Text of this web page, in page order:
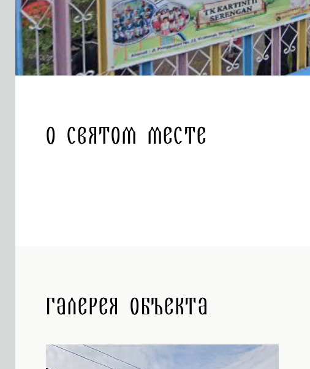
О святом месте
Галерея объекта